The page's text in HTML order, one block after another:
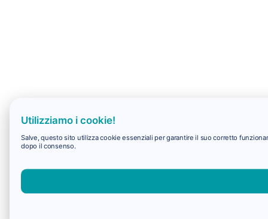
Utilizziamo i cookie!
Salve, questo sito utilizza cookie essenziali per garantire il suo corretto
dopo il consenso.